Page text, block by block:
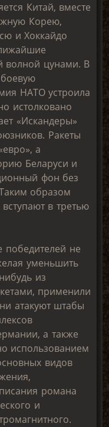
Китай, вместе
Корею,
и Хоккайдо
волной цунами. В
НАТО устроила
истолковано
«Искандеры»
Ракеты
а
Беларуси и
фон без
образом
в третью
победителей не
уменьшить
из
применили
атакуют штабы
а также
использованием
видов
романа
и